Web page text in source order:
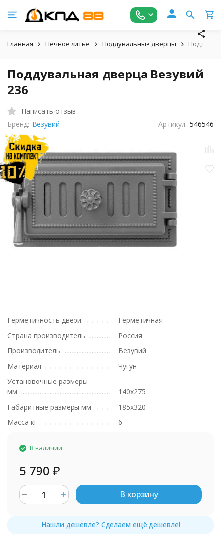
Главная Печное литье Поддувальные дверцы
Поддувальная дверца Везувий
236
Написать отзыв
Бренд: Везувий Артикул: 546546
Герметичность двери
Герметичная
Страна производитель
Россия
Производитель
Везувий
Материал
Чугун
Установочные размеры
мм
140x275
Габаритные размеры мм
185x320
Масса кг
6
В наличии
5 790 ₽
В корзину